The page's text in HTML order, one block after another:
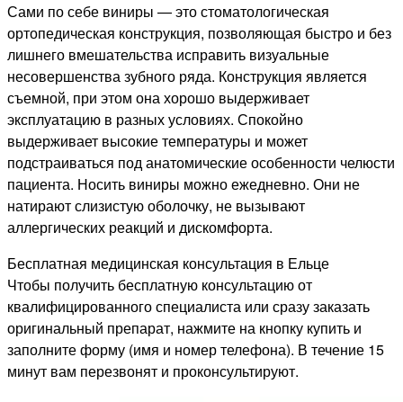
Сами по себе виниры — это стоматологическая
ортопедическая конструкция, позволяющая быстро и без
лишнего вмешательства исправить визуальные
несовершенства зубного ряда. Конструкция является
съемной, при этом она хорошо выдерживает
эксплуатацию в разных условиях. Спокойно
выдерживает высокие температуры и может
подстраиваться под анатомические особенности челюсти
пациента. Носить виниры можно ежедневно. Они не
натирают слизистую оболочку, не вызывают
аллергических реакций и дискомфорта.
Бесплатная медицинская консультация в Ельце
Чтобы получить бесплатную консультацию от
квалифицированного специалиста или сразу заказать
оригинальный препарат, нажмите на кнопку купить и
заполните форму (имя и номер телефона). В течение 15
минут вам перезвонят и проконсультируют.